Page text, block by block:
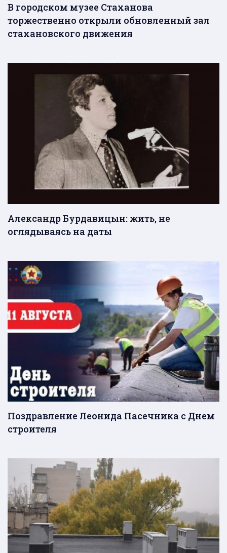
В городском музее Стаханова
торжественно открыли обновленный зал
стахановского движения
Александр Бурдавицын: жить, не
оглядываясь на даты
Поздравление Леонида Пасечника с Днем
строителя